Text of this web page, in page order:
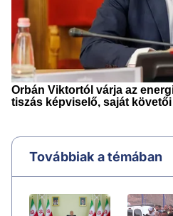
Továbbiak a témában